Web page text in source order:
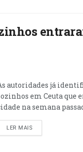
autoridades já
em Ceuta
na semana
LER MAIS